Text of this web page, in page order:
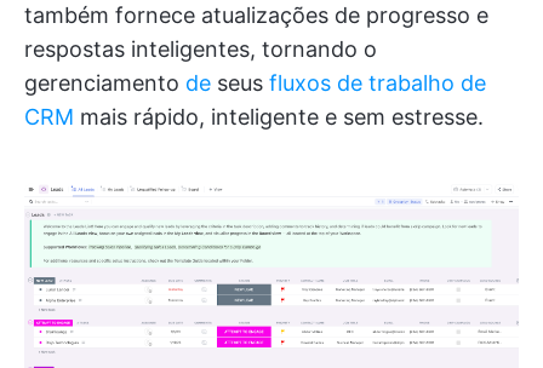
também fornece atualizações de progresso e
respostas inteligentes, tornando o
gerenciamento de seus fluxos de trabalho de
CRM mais rápido, inteligente e sem estresse.